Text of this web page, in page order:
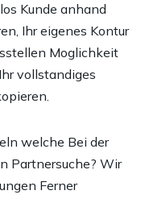
Kunde anhand
Ihr eigenes Kontur
Moglichkeit
vollstandiges
welche Bei der
Partnersuche? Wir
Ferner